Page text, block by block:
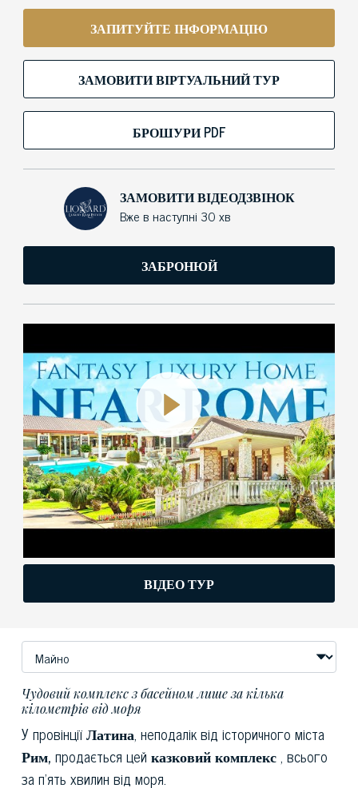
ЗАПИТУЙТЕ ІНФОРМАЦІЮ
ЗАМОВИТИ ВІРТУАЛЬНИЙ ТУР
БРОШУРИ PDF
ЗАМОВИТИ ВІДЕОДЗВІНОК
Вже в наступні 30 хв
ЗАБРОНЮЙ
ВІДЕО ТУР
Чудовий комплекс з басейном лише за кілька
кілометрів від моря
У провінціїЛатина, неподалік від історичного міста
Рим, продається цей казковий комплекс, всього
за п'ять хвилин від моря.